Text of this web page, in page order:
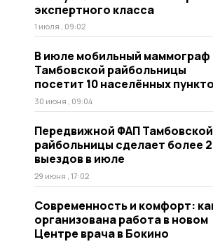
экспертного класса
1 июля , 09:02
В июле мобильный маммограф
Тамбовской райбольницы
посетит 10 населённых
30 июня , 09:04
Передвижной ФАП Тамбовской
райбольницы сделает более
выездов в июле
29 июня , 17:02
Современность и комфорт:
организована работа в новом
Центре врача в Бокино